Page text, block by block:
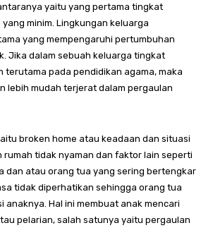
yaitu yang pertama tingkat
minim. Lingkungan keluarga
yang mempengaruhi pertumbuhan
Jika dalam sebuah keluarga tingkat
terutama pada pendidikan agama, maka
lebih mudah terjerat dalam pergaulan
broken home atau keadaan dan situasi
rumah tidak nyaman dan faktor lain seperti
dan atau orang tua yang sering bertengkar
tidak diperhatikan sehingga orang tua
anaknya. Hal ini membuat anak mencari
pelarian, salah satunya yaitu pergaulan